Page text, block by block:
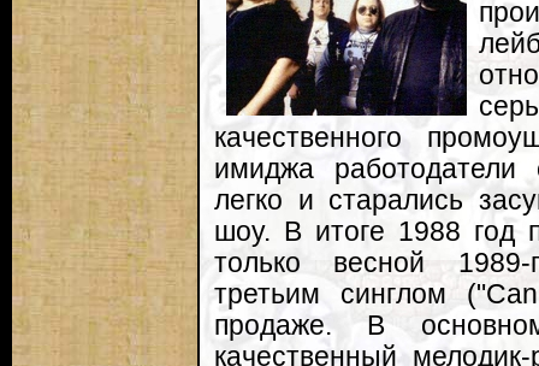
качественного
имиджа
легко и старались
шоу. В итоге 1988 год
только весной 1989-
третьим синглом
продаже. В
качественный